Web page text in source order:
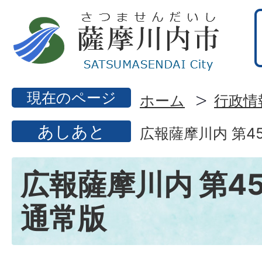
現在のページ ホーム 行政情
あしあと 広報薩摩川内 第
広報薩摩川内 第
通常版